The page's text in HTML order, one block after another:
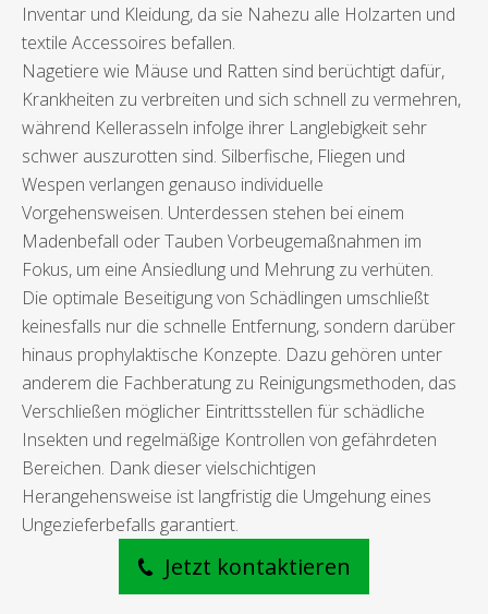
Inventar und Kleidung, da sie Nahezu alle Holzarten und
textile Accessoires befallen.
Nagetiere wie Mäuse und Ratten sind berüchtigt dafür,
Krankheiten zu verbreiten und sich schnell zu vermehren,
während Kellerasseln infolge ihrer Langlebigkeit sehr
schwer auszurotten sind. Silberfische, Fliegen und
Wespen verlangen genauso individuelle
Vorgehensweisen. Unterdessen stehen bei einem
Madenbefall oder Tauben Vorbeugemaßnahmen im
Fokus, um eine Ansiedlung und Mehrung zu verhüten.
Die optimale Beseitigung von Schädlingen umschließt
keinesfalls nur die schnelle Entfernung, sondern darüber
hinaus prophylaktische Konzepte. Dazu gehören unter
anderem die Fachberatung zu Reinigungsmethoden, das
Verschließen möglicher Eintrittsstellen für schädliche
Insekten und regelmäßige Kontrollen von gefährdeten
Bereichen. Dank dieser vielschichtigen
Herangehensweise ist langfristig die Umgehung eines
Ungezieferbefalls garantiert.
Jetzt kontaktieren